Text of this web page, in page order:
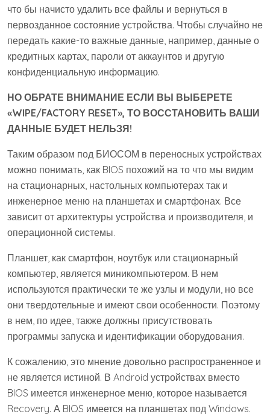
что бы начисто удалить все файлы и вернуться в
первозданное состояние устройства. Чтобы случайно не
передать какие-то важные данные, например, данные о
кредитных картах, пароли от аккаунтов и другую
конфиденциальную информацию.
НО ОБРАТЕ ВНИМАНИЕ ЕСЛИ ВЫ ВЫБЕРЕТЕ
«WIPE/FACTORY RESET», ТО ВОССТАНОВИТЬ ВАШИ
ДАННЫЕ БУДЕТ НЕЛЬЗЯ!
Таким образом под БИОСОМ в переносных устройствах
можно понимать, как BIOS похожий на то что мы видим
на стационарных, настольных компьютерах так и
инженерное меню на планшетах и смартфонах. Все
зависит от архитектуры устройства и производителя, и
операционной системы.
Планшет, как смартфон, ноутбук или стационарный
компьютер, является миникомпьютером. В нем
используются практически те же узлы и модули, но все
они твердотельные и имеют свои особенности. Поэтому
в нем, по идее, также должны присутствовать
программы запуска и идентификации оборудования.
К сожалению, это мнение довольно распространенное и
не является истиной. В Android устройствах вместо
BIOS имеется инженерное меню, которое называется
Recovery. А BIOS имеется на планшетах под Windows.